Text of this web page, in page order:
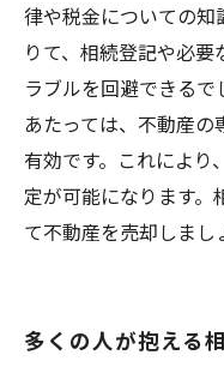
律や税金についての知
りて、相続登記や必
ラブルを回避できる
あたっては、不動産
有効です。これによ
定が可能になります。
て不動産を売却しまし
多くの人が抱える